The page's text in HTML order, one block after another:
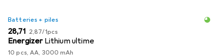
Batteries + piles
EUR
28,71 EUR
2,87/1pcs
Energizer Lithium ultime
10 pcs, AA, 3000 mAh